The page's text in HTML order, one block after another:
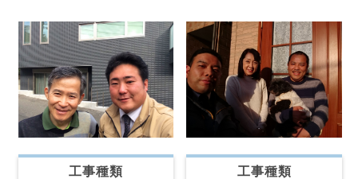
工事種類
工事種類